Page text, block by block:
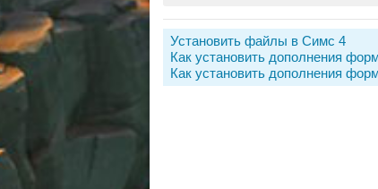
Установить файлы в Симс 4
Как установить дополнения
Как установить дополнения